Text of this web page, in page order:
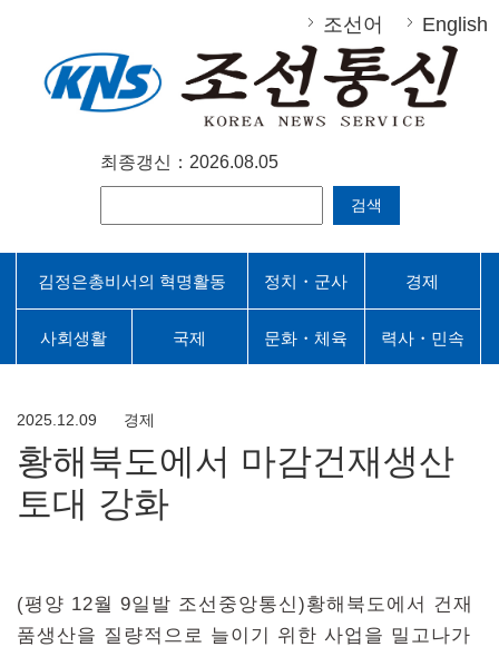
조선어 English
최종갱신：2026.08.05
검색
김정은총비서의 혁명활동 정치・군사 경제
사회생활 국제 문화・체육 력사・민속
2025.12.09 경제
황해북도에서 마감건재생산
토대 강화
(평양 12월 9일발 조선중앙통신)황해북도에서 건재
품생산을 질량적으로 늘이기 위한 사업을 밀고나가